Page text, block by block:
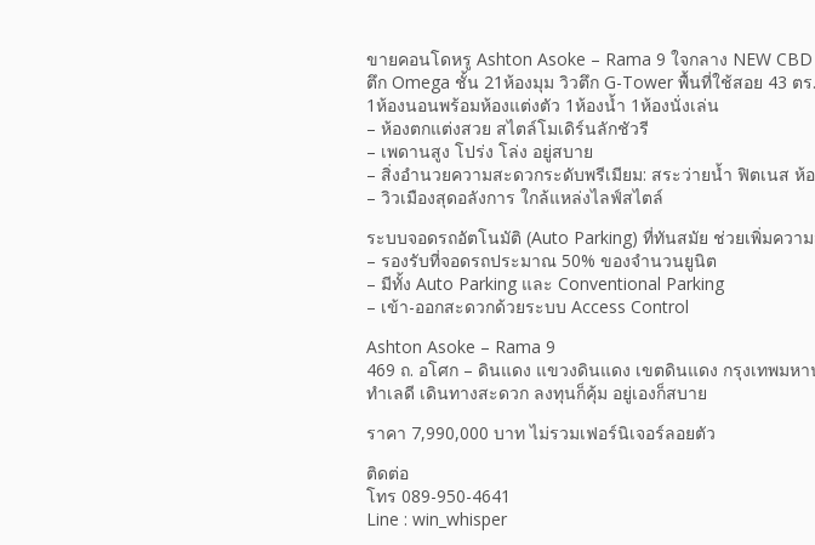
ขายคอนโดหรู Ashton Asoke – Rama 9 ใจกลาง NEW
ตึก Omega ชั้น 21ห้องมุม วิวตึก G-Tower พื้นที่ใช้สอย 43 ตร
1ห้องนอนพร้อมห้องแต่งตัว 1ห้องน้ำ 1ห้องนั่งเล่น
– ห้องตกแต่งสวย สไตล์โมเดิร์นลักชัวรี
– เพดานสูง โปร่ง โล่ง อยู่สบาย
– สิ่งอำนวยความสะดวกระดับพรีเมียม: สระว่ายน้ำ ฟิตเนส ห้
– วิวเมืองสุดอลังการ ใกล้แหล่งไลฟ์สไตล์
ระบบจอดรถอัตโนมัติ (Auto Parking) ที่ทันสมัย ช่วยเพิ่มควา
– รองรับที่จอดรถประมาณ 50% ของจำนวนยูนิต
– มีทั้ง Auto Parking และ Conventional Parking
– เข้า-ออกสะดวกด้วยระบบ Access Control
Ashton Asoke – Rama 9
469 ถ. อโศก – ดินแดง แขวงดินแดง เขตดินแดง กรุงเทพมห
ทำเลดี เดินทางสะดวก ลงทุนก็คุ้ม อยู่เองก็สบาย
ราคา 7,990,000 บาท ไม่รวมเฟอร์นิเจอร์ลอยตัว
ติดต่อ
โทร 089-950-4641
Line : win_whisper